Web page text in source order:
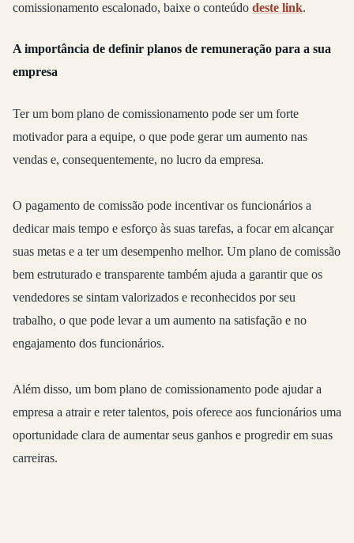
comissionamento escalonado, baixe o conteúdo deste link.
A importância de definir planos de remuneração para a sua
empresa
Ter um bom plano de comissionamento pode ser um forte
motivador para a equipe, o que pode gerar um aumento nas
vendas e, consequentemente, no lucro da empresa.
O pagamento de comissão pode incentivar os funcionários a
dedicar mais tempo e esforço às suas tarefas, a focar em alcançar
suas metas e a ter um desempenho melhor. Um plano de comissão
bem estruturado e transparente também ajuda a garantir que os
vendedores se sintam valorizados e reconhecidos por seu
trabalho, o que pode levar a um aumento na satisfação e no
engajamento dos funcionários.
Além disso, um bom plano de comissionamento pode ajudar a
empresa a atrair e reter talentos, pois oferece aos funcionários uma
oportunidade clara de aumentar seus ganhos e progredir em suas
carreiras.